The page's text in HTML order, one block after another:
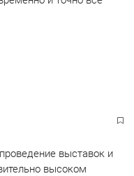
выставок и
высоком